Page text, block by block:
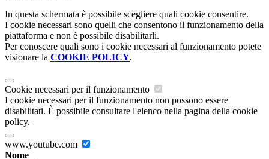
In questa schermata è possibile scegliere quali cookie consentire.
I cookie necessari sono quelli che consentono il funzionamento della
piattaforma e non è possibile disabilitarli.
Per conoscere quali sono i cookie necessari al funzionamento potete
visionare la COOKIE POLICY.
Cookie necessari per il funzionamento
I cookie necessari per il funzionamento non possono essere
disabilitati. È possibile consultare l'elenco nella pagina della cookie
policy.
www.youtube.com
Nome